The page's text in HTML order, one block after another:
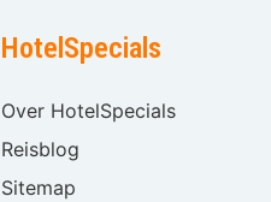
HotelSpecials
Over HotelSpecials
Reisblog
Sitemap